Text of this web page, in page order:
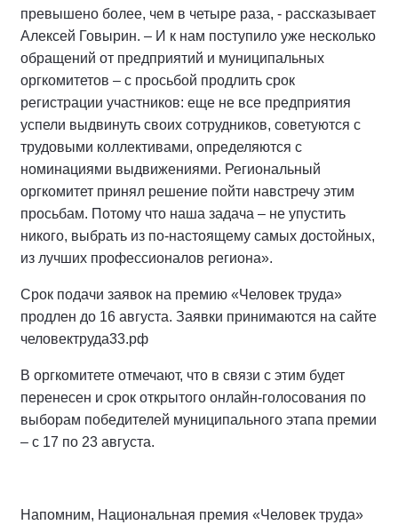
превышено более, чем в четыре раза, - рассказывает
Алексей Говырин. – И к нам поступило уже несколько
обращений от предприятий и муниципальных
оргкомитетов – с просьбой продлить срок
регистрации участников: еще не все предприятия
успели выдвинуть своих сотрудников, советуются с
трудовыми коллективами, определяются с
номинациями выдвижениями. Региональный
оргкомитет принял решение пойти навстречу этим
просьбам. Потому что наша задача – не упустить
никого, выбрать из по-настоящему самых достойных,
из лучших профессионалов региона».
Срок подачи заявок на премию «Человек труда»
продлен до 16 августа. Заявки принимаются на сайте
человектруда33.рф
В оргкомитете отмечают, что в связи с этим будет
перенесен и срок открытого онлайн-голосования по
выборам победителей муниципального этапа премии
– с 17 по 23 августа.
Напомним, Национальная премия «Человек труда»